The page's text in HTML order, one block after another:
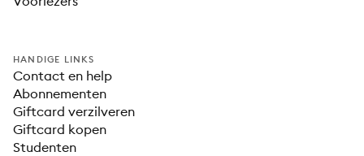
HANDIGE LINKS
Contact en help
Abonnementen
Giftcard verzilveren
Giftcard kopen
Studenten